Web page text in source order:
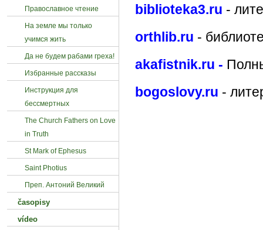
biblioteka3.ru -
orthlib.ru -
akafistnik.ru -
bogoslovy.ru -
Православное чтение
На земле мы только
учимся жить
Да не будем рабами греха!
Избранные рассказы
Инструкция для
бессмертных
The Church Fathers on Love
in Truth
St Mark of Ephesus
Saint Photius
Преп. Антоний Великий
časopisy
vídeo